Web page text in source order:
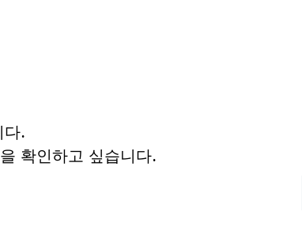
다.
확인하고 싶습니다.